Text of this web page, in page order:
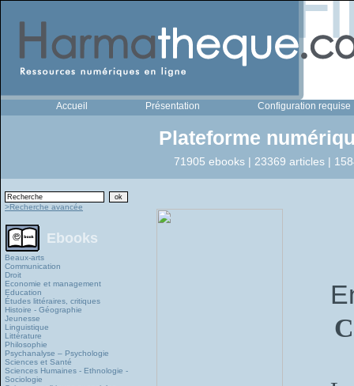
Accueil Présentation Configuration requise
Plateforme
71905 ebooks | 23369 articles |
>Recherche avancée
Ebooks
Beaux-arts
Communication
Droit
Economie et management
Education
Études littéraires, critiques
Histoire - Géographie
Jeunesse
Linguistique
Littérature
Philosophie
Psychanalyse – Psychologie
Sciences et Santé
Sciences Humaines - Ethnologie -
Sociologie